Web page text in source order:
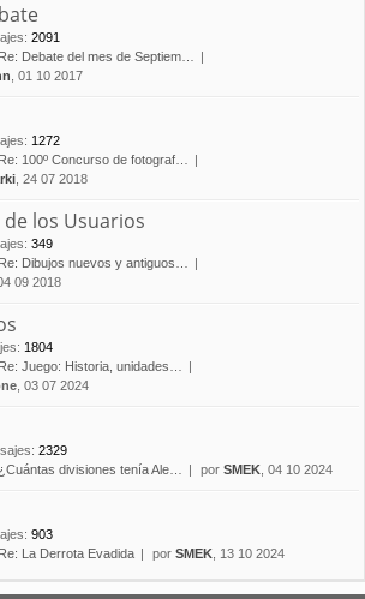
: 2091
Re: Debate del mes de Septiem…
, 01 10 2017
: 1272
Re: 100º Concurso de fotograf…
, 24 07 2018
los Usuarios
: 349
Re: Dibujos nuevos y antiguos…
04 09 2018
: 1804
Re: Juego: Historia, unidades…
, 03 07 2024
: 2329
¿Cuántas divisiones tenía Ale… por SMEK , 04 10 2024
: 903
Re: La Derrota Evadida por SMEK , 13 10 2024